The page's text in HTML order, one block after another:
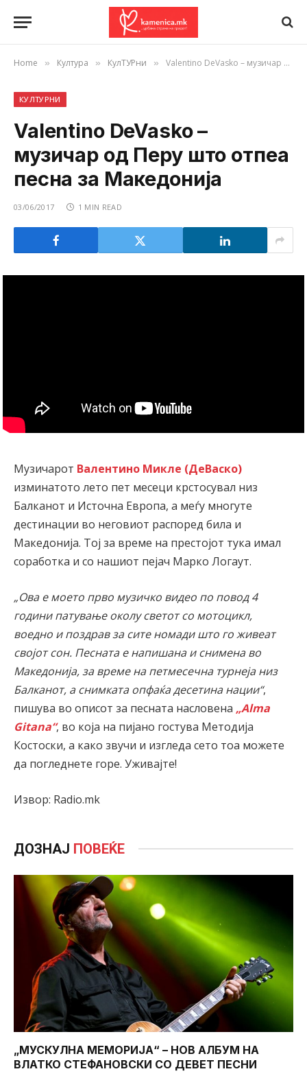
Home » Култура » КулТУРни » Valentino DeVasko – музичар од Перу што отпеа песна за Македонија
КУЛТУРНИ
Valentino DeVasko –
музичар од Перу што отпеа
песна за Македонија
03/06/2017 1 MIN READ
Музичарот Валентино Микле (ДеВаско)
изминатото лето пет месеци крстосувал низ
Балканот и Источна Европа, а меѓу многуте
дестинации во неговиот распоред била и
Македонија. Тој за време на престојот тука имал
соработка и со нашиот пејач Марко Логаут.
„Ова е моето прво музичко видео по повод 4
години патување околу светот со мотоцикл,
воедно и поздрав за сите номади што го живеат
својот сон. Песната е напишана и снимена во
Македонија, за време на петмесечна турнеја низ
Балканот, а снимката опфаќа десетина нации“,
пишува во описот за песната насловена „Alma
Gitana“, во која на пијано гостува Методија
Костоски, а како звучи и изгледа сето тоа можете
да погледнете горе. Уживајте!
Извор: Radio.mk
ДОЗНАЈ ПОВЕЌЕ
„МУСКУЛНА МЕМОРИЈА“ – НОВ АЛБУМ НА
ВЛАТКО СТЕФАНОВСКИ СО ДЕВЕТ ПЕСНИ